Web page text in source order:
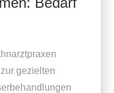
gezielten